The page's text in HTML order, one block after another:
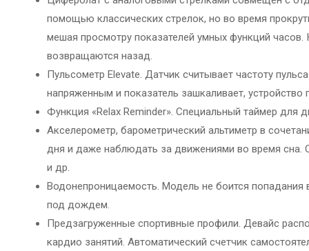
помощью классических стрелок, но во время
мешая просмотру показателей умных функций
возвращаются назад.
Пульсометр Elevate. Датчик считывает частоту
напряженным и показатель зашкаливает,
Функция «Relax Reminder». Специальный таймер для
Акселерометр, барометрический альтиметр в
дня и даже наблюдать за движениями во время сна.
и др.
Водонепроницаемость. Модель не боится попадания
под дождем.
Предзагруженные спортивные профили. Девайс
кардио занятий. Автоматический счетчик